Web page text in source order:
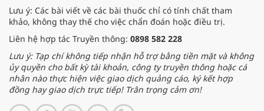
Lưu ý: Các bài viết về các bài thuốc chỉ có tính chất tham
khảo, không thay thế cho việc chẩn đoán hoặc điều trị.
Liên hệ hợp tác Truyền thông: 0898 582 228
Lưu ý: Tạp chí không tiếp nhận hỗ trợ bằng tiền mặt và không
ủy quyền cho bất kỳ tài khoản, công ty truyền thông hoặc cá
nhân nào thực hiện việc giao dịch quảng cáo, ký kết hợp
đồng hay giao dịch trực tiếp! Trân trọng cảm ơn!